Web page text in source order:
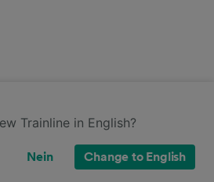
11h 32min
Preise für heute suchen
Trainline in English?
Nein Change to English